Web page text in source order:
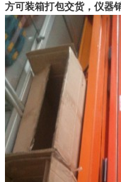
方可装箱打包交货，仪器